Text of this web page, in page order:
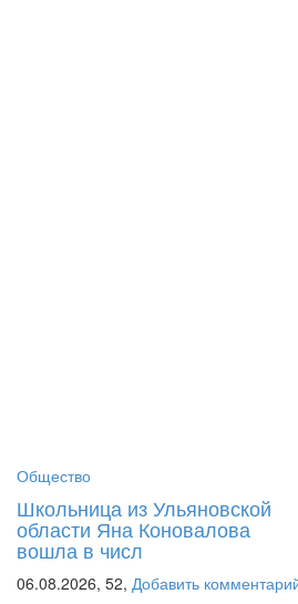
Общество
Школьница из Ульяновской
области Яна Коновалова
вошла в числ
06.08.2026, 52, Добавить